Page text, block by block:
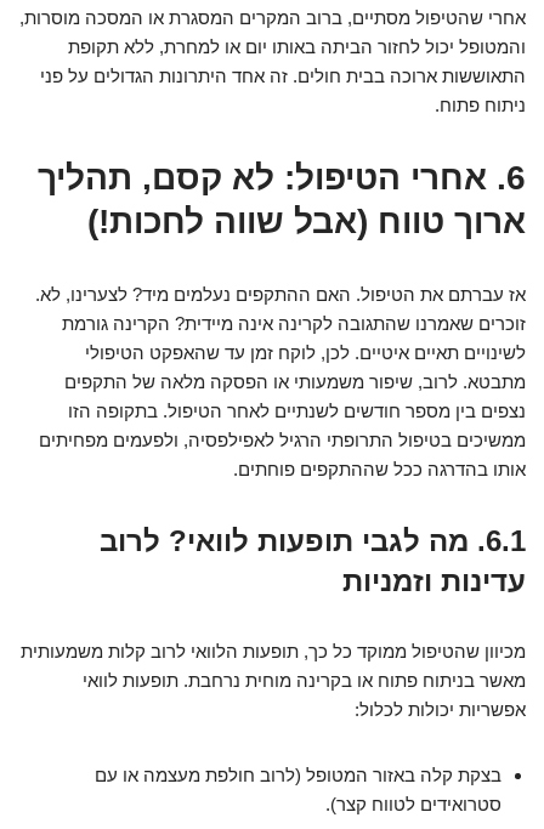
אחרי שהטיפול מסתיים, ברוב המקרים המסגרת או המסכה מוסרות,
והמטופל יכול לחזור הביתה באותו יום או למחרת, ללא תקופת
התאוששות ארוכה בבית חולים. זה אחד היתרונות הגדולים על פני
ניתוח פתוח.
6. אחרי הטיפול: לא קסם, תהליך
ארוך טווח (אבל שווה לחכות!)
אז עברתם את הטיפול. האם ההתקפים נעלמים מיד? לצערינו, לא.
זוכרים שאמרנו שהתגובה לקרינה אינה מיידית? הקרינה גורמת
לשינויים תאיים איטיים. לכן, לוקח זמן עד שהאפקט הטיפולי
מתבטא. לרוב, שיפור משמעותי או הפסקה מלאה של התקפים
נצפים בין מספר חודשים לשנתיים לאחר הטיפול. בתקופה הזו
ממשיכים בטיפול התרופתי הרגיל לאפילפסיה, ולפעמים מפחיתים
אותו בהדרגה ככל שההתקפים פוחתים.
6.1. מה לגבי תופעות לוואי? לרוב
עדינות וזמניות
מכיוון שהטיפול ממוקד כל כך, תופעות הלוואי לרוב קלות משמעותית
מאשר בניתוח פתוח או בקרינה מוחית נרחבת. תופעות לוואי
אפשריות יכולות לכלול:
בצקת קלה באזור המטופל (לרוב חולפת מעצמה או עם
סטרואידים לטווח קצר).